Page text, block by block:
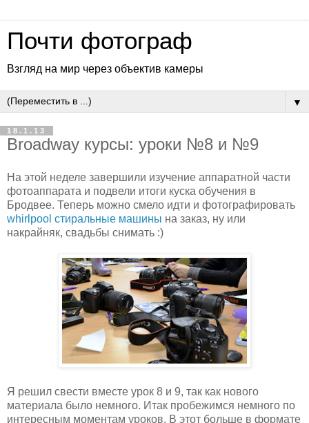
Почти фотограф
Взгляд на мир через объектив камеры
▼
18.1.13
Broadway курсы: уроки №8 и №9
На этой неделе завершили изучение аппаратной части
фотоаппарата и подвели итоги куска обучения в
Бродвее. Теперь можно смело идти и фотографировать
whirlpool стиральные машины на заказ, ну или
накрайняк, свадьбы снимать :)
Я решил свести вместе урок 8 и 9, так как нового
материала было немного. Итак пробежимся немного по
интересным моментам уроков. В этот больше в формате